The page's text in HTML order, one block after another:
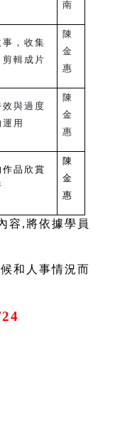
南
事，收集
剪輯成片
陳
金
惠
效與過度
用
陳
金
惠
作品欣賞
陳
金
惠
容,將依據學員
和人事情況而